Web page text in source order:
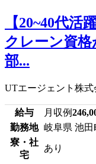
【20~40代活
クレーン資
部...
UTエージェント株式
給与 月収例
勤務地 岐阜県 池田
寮・社
宅
あり